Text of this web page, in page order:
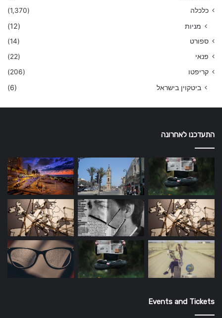
כלכלה
(1,370)
מניות (12)
ספורט
(14)
פנאי
(22)
קריפטו
(206)
ביטקוין בישראל (6)
התעדכנו לאחרונה
Events and Tickets